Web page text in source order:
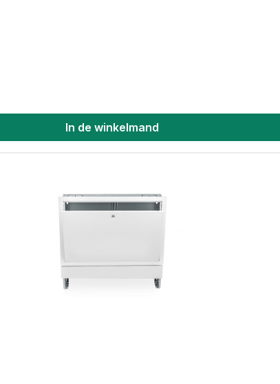
In de winkelmand